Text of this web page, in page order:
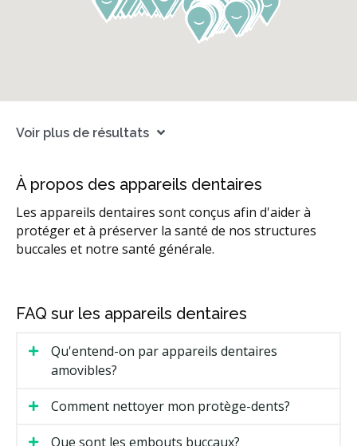
Voir plus de résultats
À propos des appareils dentaires
Les appareils dentaires sont conçus afin d'aider à
protéger et à préserver la santé de nos structures
buccales et notre santé générale.
FAQ sur les appareils dentaires
Qu'entend-on par appareils dentaires
amovibles?
Comment nettoyer mon protège-dents?
Que sont les embouts buccaux?